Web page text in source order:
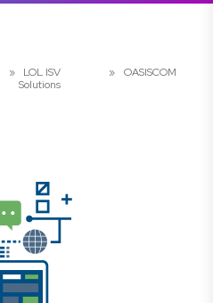
»
LOL ISV
Solutions
» OASISCOM